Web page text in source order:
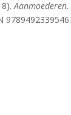
Aanmoederen.
9789492339546.